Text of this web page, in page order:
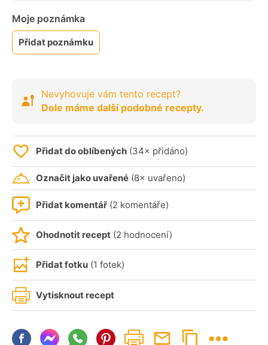
Moje poznámka
Přidat poznámku
Nevyhovuje vám tento recept?
Dole máme další podobné recepty.
Přidat do oblíbených (34× přidáno)
Označit jako uvařené (8× uvařeno)
Přidat komentář (2 komentáře)
Ohodnotit recept (2 hodnocení)
Přidat fotku (1 fotek)
Vytisknout recept